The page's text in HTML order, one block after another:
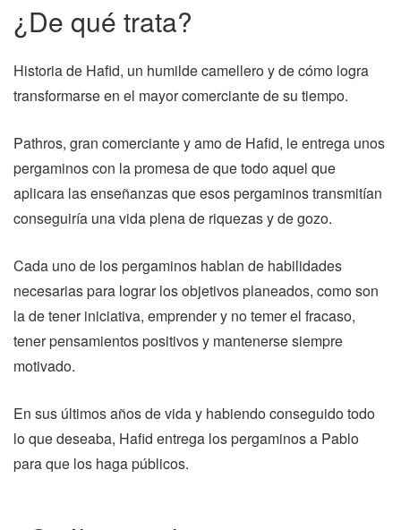
¿De qué trata?
Historia de Hafid, un humilde camellero y de cómo logra
transformarse en el mayor comerciante de su tiempo.
Pathros, gran comerciante y amo de Hafid, le entrega unos
pergaminos con la promesa de que todo aquel que
aplicara las enseñanzas que esos pergaminos transmitían
conseguiría una vida plena de riquezas y de gozo.
Cada uno de los pergaminos hablan de habilidades
necesarias para lograr los objetivos planeados, como son
la de tener iniciativa, emprender y no temer el fracaso,
tener pensamientos positivos y mantenerse siempre
motivado.
En sus últimos años de vida y habiendo conseguido todo
lo que deseaba, Hafid entrega los pergaminos a Pablo
para que los haga públicos.